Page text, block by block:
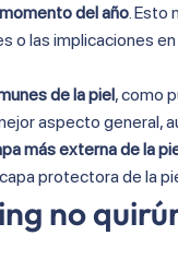
del año. Esto
o las implicaciones
de la piel, como
aspecto general,
más externa de la
protectora de la
no